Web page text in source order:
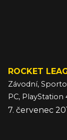
ROCKET
Závodní,
PC, PlayStation
7. červenec